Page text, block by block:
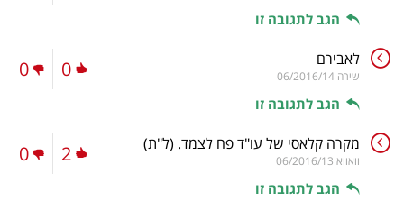
הגב לתגובה זו
לאבירם
שירה 06/2016/14
הגב לתגובה זו
0
0
מקרה קלאסי של עו"ד פח לצמד. (ל"ת)
וואווא 06/2016/13
הגב לתגובה זו
2
0